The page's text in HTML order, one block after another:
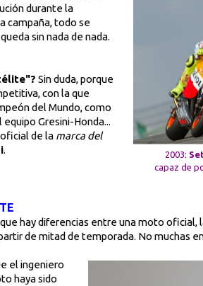
2003:
capaz de
durante la
campaña, todo se
sin nada de nada.
Sin duda, porque
con la que
del Mundo, como
equipo Gresini-Honda...
de la marca del
.
hay diferencias entre una moto
de mitad de temporada. No muchas
el ingeniero
haya sido